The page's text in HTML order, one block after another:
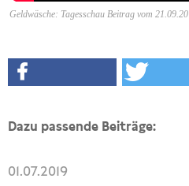
Geldwäsche: Tagesschau Beitrag vom 21.09.20
Dazu passende Beiträge:
01.07.2019